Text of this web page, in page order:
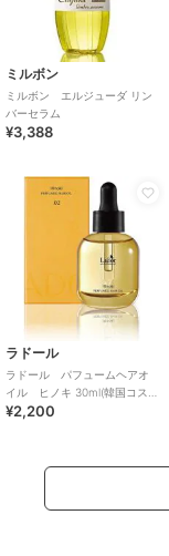
ミルボン
ミルボン エルジューダ リン
バーセラム
¥3,388
ラドール
ラドール パフュームヘアオ
イル ヒノキ 30ml(韓国コス
メ)
¥2,200